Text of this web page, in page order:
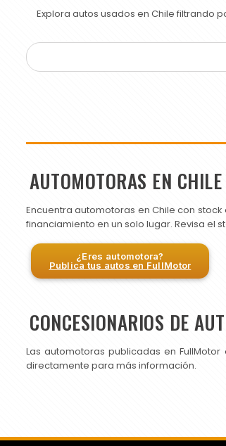
Explora autos usados en Chile filtrando
AUTOMOTORAS EN
Encuentra automotoras en Chile con
financiamiento en un solo lugar. Revisa el
¿Eres automotora?
Publica tus autos en FullMotor
CONCESIONARIOS DE
Las automotoras publicadas en
directamente para más información.